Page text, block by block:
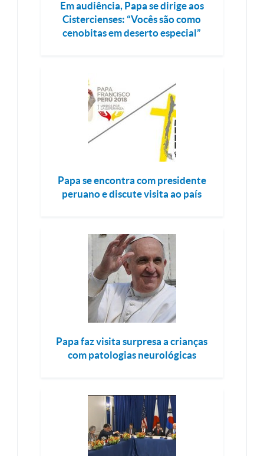
Em audiência, Papa se dirige aos
Cistercienses: “Vocês são como
cenobitas em deserto especial”
Papa se encontra com presidente
peruano e discute visita ao país
Papa faz visita surpresa a crianças
com patologias neurológicas